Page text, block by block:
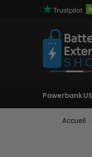
Powerbank
Accueil